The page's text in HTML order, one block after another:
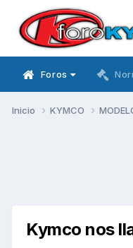
Foros
Inicio KYMCO
Kymco nos